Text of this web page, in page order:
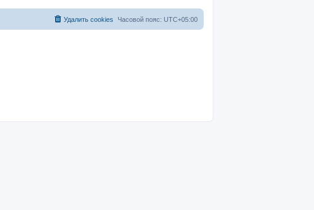
Часовой пояс: UTC+05:00
Удалить cookies